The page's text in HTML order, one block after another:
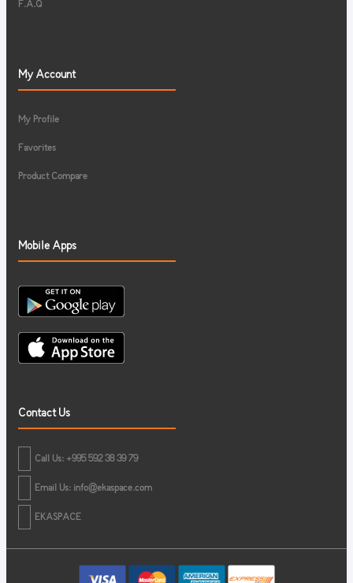
F.A.Q
My Account
My Profile
Favorites
Product Compare
Mobile Apps
Contact Us
Call Us: +995 592 38 39 79
Email Us: info@ekaspace.com
EKASPACE